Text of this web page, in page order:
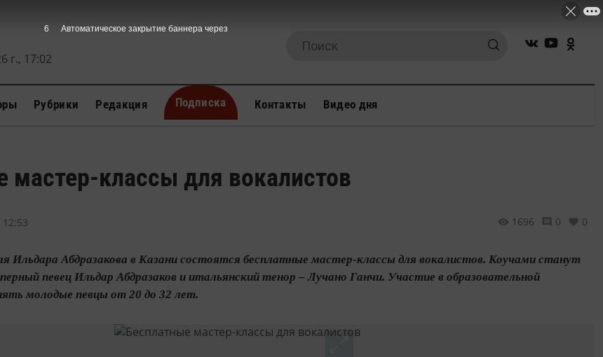
г., 17:02
Рубрики Редакция Подписка Контакты Видео дня
мастер-классы для вокалистов
1696 0 0
Ильдара Абдразакова в Казани состоятся бесплатные мастер-классы для вокалистов. Коучами станут
певец Ильдар Абдразаков и итальянский тенор – Лучано Ганчи. Участие в образовательной
молодые певцы от 20 до 32 лет.
5 Автоматическое закрытие баннера через